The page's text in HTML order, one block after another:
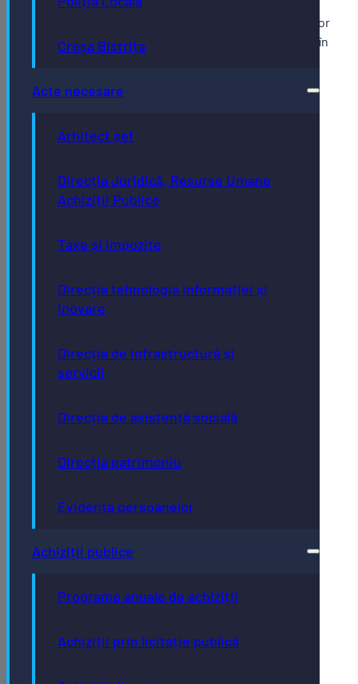
Creșa Bistrița
Acte necesare
Arhitect șef
Direcția Juridică, Resurse Umane
Achiziții Publice
Taxe și impozite
Direcția tehnologia informației și
inovare
Direcția de infrastructură și
servicii
Direcția de asistență socială
Direcția patrimoniu
Evidența persoanelor
Achiziții publice
Programe anuale de achiziții
Achiziții prin licitație publică
Programul manifestărilor
programate să aibă loc în